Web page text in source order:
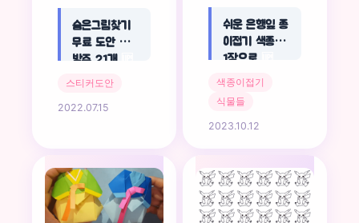
숨은그림찾기
무료 도안 노아
방주 21개
스티커도안
2022.07.15
쉬운 은행잎 종
이접기 색종이
1장으로
색종이접기
식물들
2023.10.12